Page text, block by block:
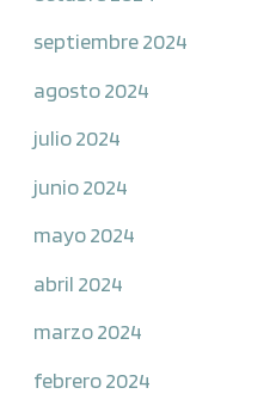
septiembre 2024
agosto 2024
julio 2024
junio 2024
mayo 2024
abril 2024
marzo 2024
febrero 2024